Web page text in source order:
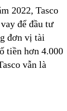
2022, Tasco
để đầu tư
đơn vị tài
tiền hơn 4.000
vẫn là